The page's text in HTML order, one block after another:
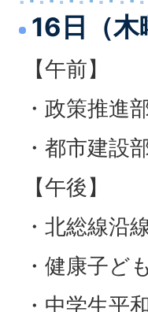
16日（木
【午前】
・政策推進
・都市建設
【午後】
・北総線沿
・健康子ど
・中学生平